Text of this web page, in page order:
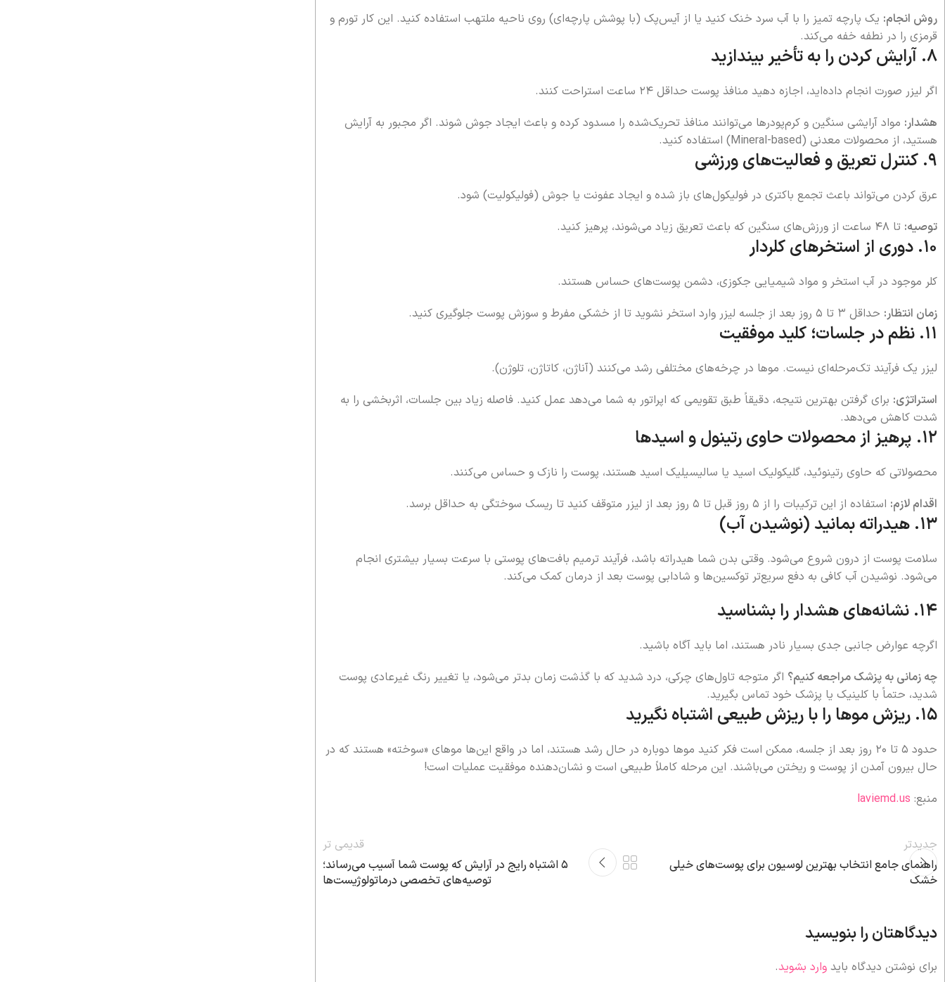
روش انجام: یک پارچه تمیز را با آب سرد خنک کنید یا از آیس‌پک (با پوشش پارچه‌ای) روی ناحیه ملتهب استفاده کنید. این کار تورم و
قرمزی را در نطفه خفه می‌کند.
۸. آرایش کردن را به تأخیر بیندازید
اگر لیزر صورت انجام داده‌اید، اجازه دهید منافذ پوست حداقل ۲۴ ساعت استراحت کنند.
هشدار: مواد آرایشی سنگین و کرم‌پودرها می‌توانند منافذ تحریک‌شده را مسدود کرده و باعث ایجاد جوش شوند. اگر مجبور به آرایش
هستید، از محصولات معدنی (Mineral-based) استفاده کنید.
۹. کنترل تعریق و فعالیت‌های ورزشی
عرق کردن می‌تواند باعث تجمع باکتری در فولیکول‌های باز شده و ایجاد عفونت یا جوش (فولیکولیت) شود.
توصیه: تا ۴۸ ساعت از ورزش‌های سنگین که باعث تعریق زیاد می‌شوند، پرهیز کنید.
۱۰. دوری از استخرهای کلردار
کلر موجود در آب استخر و مواد شیمیایی جکوزی، دشمن پوست‌های حساس هستند.
زمان انتظار: حداقل ۳ تا ۵ روز بعد از جلسه لیزر وارد استخر نشوید تا از خشکی مفرط و سوزش پوست جلوگیری کنید.
۱۱. نظم در جلسات؛ کلید موفقیت
لیزر یک فرآیند تک‌مرحله‌ای نیست. موها در چرخه‌های مختلفی رشد می‌کنند (آناژن، کاتاژن، تلوژن).
استراتژی: برای گرفتن بهترین نتیجه، دقیقاً طبق تقویمی که اپراتور به شما می‌دهد عمل کنید. فاصله زیاد بین جلسات، اثربخشی را به
شدت کاهش می‌دهد.
۱۲. پرهیز از محصولات حاوی رتینول و اسیدها
محصولاتی که حاوی رتینوئید، گلیکولیک اسید یا سالیسیلیک اسید هستند، پوست را نازک و حساس می‌کنند.
اقدام لازم: استفاده از این ترکیبات را از ۵ روز قبل تا ۵ روز بعد از لیزر متوقف کنید تا ریسک سوختگی به حداقل برسد.
۱۳. هیدراته بمانید (نوشیدن آب)
سلامت پوست از درون شروع می‌شود. وقتی بدن شما هیدراته باشد، فرآیند ترمیم بافت‌های پوستی با سرعت بسیار بیشتری انجام
می‌شود. نوشیدن آب کافی به دفع سریع‌تر توکسین‌ها و شادابی پوست بعد از درمان کمک می‌کند.
۱۴. نشانه‌های هشدار را بشناسید
اگرچه عوارض جانبی جدی بسیار نادر هستند، اما باید آگاه باشید.
چه زمانی به پزشک مراجعه کنیم؟ اگر متوجه تاول‌های چرکی، درد شدید که با گذشت زمان بدتر می‌شود، یا تغییر رنگ غیرعادی پوست
شدید، حتماً با کلینیک یا پزشک خود تماس بگیرید.
۱۵. ریزش موها را با ریزش طبیعی اشتباه نگیرید
حدود ۵ تا ۲۰ روز بعد از جلسه، ممکن است فکر کنید موها دوباره در حال رشد هستند، اما در واقع این‌ها موهای «سوخته» هستند که در
حال بیرون آمدن از پوست و ریختن می‌باشند. این مرحله کاملاً طبیعی است و نشان‌دهنده موفقیت عملیات است!
منبع: laviemd.us
جدیدتر
راهنمای جامع انتخاب بهترین لوسیون برای پوست‌های خیلی
خشک
قدیمی تر
۵ اشتباه رایج در آرایش که پوست شما آسیب می‌رساند؛
توصیه‌های تخصصی درماتولوژیست‌ها
دیدگاهتان را بنویسید
برای نوشتن دیدگاه باید وارد بشوید.